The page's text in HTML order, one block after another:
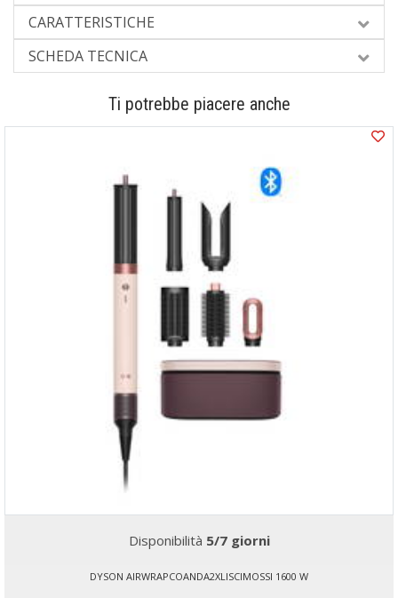
CARATTERISTICHE
SCHEDA TECNICA
Ti potrebbe piacere anche
Disponibilità 5/7 giorni
DYSON AIRWRAPCOANDA2XLISCIMOSSI 1600 W